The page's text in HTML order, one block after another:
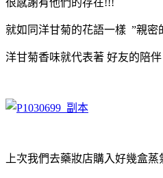
就如同洋甘菊的花語一樣 ”親密
洋甘菊香味就代表著 好友的陪
上次我們去藥妝店購入好幾盒